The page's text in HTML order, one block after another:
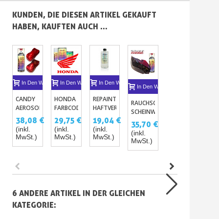
KUNDEN, DIE DIESEN ARTIKEL GEKAUFT
HABEN, KAUFTEN AUCH ...
In Den Warenkorb
CANDY
AEROSOL
LACKE -
25
FARBEN
38,08 €
(inkl.
MwSt.)
In Den Warenkorb
HONDA
FARBCODE
-
MOTORRADLACKE
IN
LÖSEMITTELHALTIGEN
29,75 €
(inkl.
MwSt.)
In Den Warenkorb
REPAINT
HAFTVERMITTLER
OHNE
SCHLEIFEN
AUF
LACKEN
19,04 €
(inkl.
MwSt.)
In Den Warenkorb
RAUCHSCHWARZE
SCHEINWERFERPOLITUR
– 2K-
AUTOLACK-
SPRAY
35,70 €
(inkl.
MwSt.)
6 ANDERE ARTIKEL IN DER GLEICHEN
KATEGORIE: